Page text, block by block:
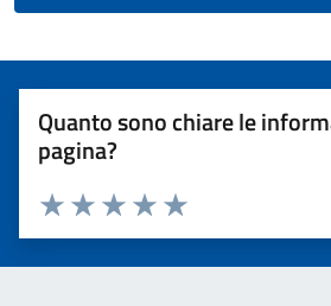
Quanto sono chiare le
pagina?
Valuta 5 stelle su 5
Valuta 4 stelle su 5
Valuta 3 stelle su 5
Valuta 2 stelle su 5
Valuta 1 stelle su 5